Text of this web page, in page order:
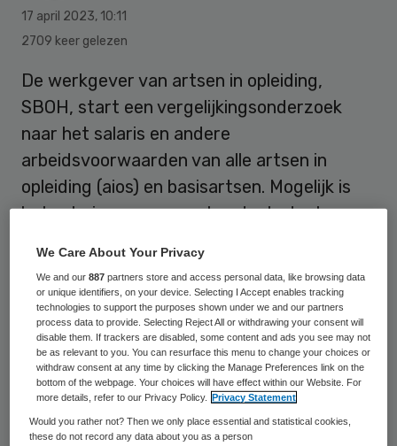
17 april 2023, 10:11
2709 keer gelezen
De werkgever van artsen in opleiding,
SBOH, start een vergelijkingsonderzoek
naar het salaris en andere
arbeidsvoorwaarden van alle artsen in
opleiding (aios) en basisartsen. Mogelijk is
het salaris voor geneeskundestudenten en
voor een vervolgopleiding tot arts buiten
het ziekenhuis.
SBOH wil het snel oplopende tekort aan
artsen buiten het ziekenhuis tegengaan.
Het gaat bijvoorbeeld om huisartsen,
specialisten ouderengeneeskunde,
We Care About Your Privacy
We and our887 partners store and access personal data, like browsing data
or unique identifiers, on your device. Selecting I Accept enables tracking
technologies to support the purposes shown under we and our partners
process data to provide. Selecting Reject All or withdrawing your consent will
disable them. If trackers are disabled, some content and ads you see may not
be as relevant to you. You can resurface this menu to change your choices or
withdraw consent at any time by clicking the Manage Preferences link on the
bottom of the webpage. Your choices will have effect within our Website. For
more details, refer to our Privacy Policy.
Privacy Statement
Would you rather not? Then we only place essential and statistical cookies,
these do not record any data about you as a person